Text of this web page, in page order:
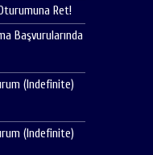
Ret!
Başvurularında
(Indefinite)
(Indefinite)